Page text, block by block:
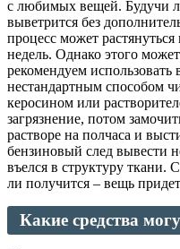
с любимых вещей. Будучи
выветрится без
процесс может
недель. Однако этого
рекомендуем
нестандартным способом
керосином или
загрязнение, потом
растворе на полчаса и
бензиновый след вывести
въелся в структуру ткани.
ли получится – вещь
Какие средства